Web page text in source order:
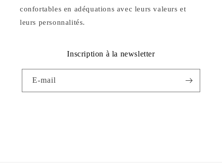
confortables en adéquations avec leurs valeurs et
leurs personnalités.
Inscription à la newsletter
E-mail